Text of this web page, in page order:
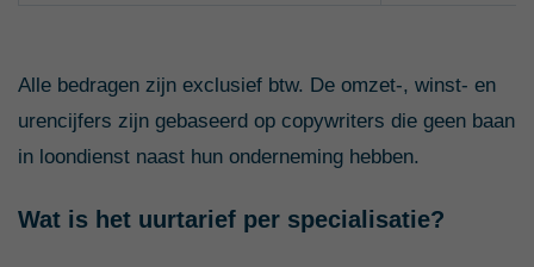
Alle bedragen zijn exclusief btw. De omzet-, winst- en
urencijfers zijn gebaseerd op copywriters die geen baan
in loondienst naast hun onderneming hebben.
Wat is het uurtarief per specialisatie?